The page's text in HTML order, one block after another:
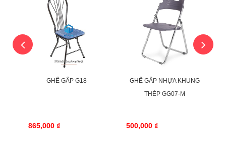
GHẾ GẤP G18
865,000 ₫
GHẾ GẤP NHỰA KHUNG
THÉP GG07-M
500,000 ₫